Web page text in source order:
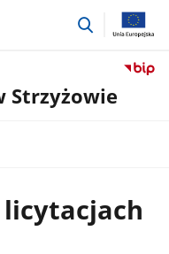
przejdź
Strzyżowie
licytacjach